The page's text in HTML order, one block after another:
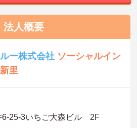
法人概要
ー株式会社 ソーシャルイン
里
6-25-3いちご大森ビル 2F